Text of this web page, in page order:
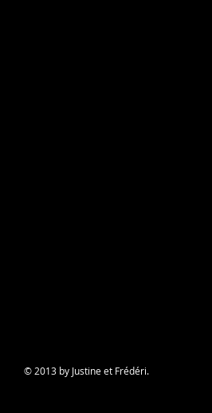
© 2013 by Justine et Frédéri.